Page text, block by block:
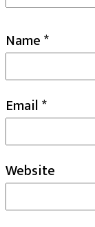
Name*
Email*
Website